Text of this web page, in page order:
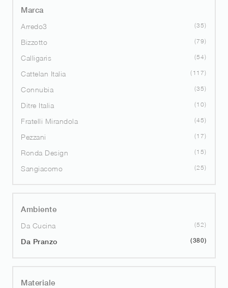
Marca
Arredo3
35
Bizzotto 79
Calligaris 54
Cattelan Italia 117
Connubia 35
Ditre Italia 10
Fratelli Mirandola 45
Pezzani 17
Ronda Design 15
Sangiacomo 25
Ambiente
Da Cucina
52
Da Pranzo 380
Materiale